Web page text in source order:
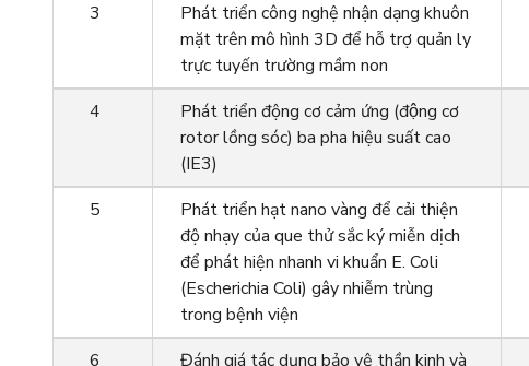
3
Phát triển công nghệ nhận dạng khuôn
mặt trên mô hình 3D để hỗ trợ quản ly
trực tuyến trường mầm non
4
Phát triển động cơ cảm ứng (động cơ
rotor lồng sóc) ba pha hiệu suất cao
(IE3)
5
Phát triển hạt nano vàng để cải thiện
độ nhạy của que thử sắc ký miễn dịch
để phát hiện nhanh vi khuẩn E. Coli
(Escherichia Coli) gây nhiễm trùng
trong bệnh viện
6 Đánh giá tác dụng bảo vệ thần kinh và